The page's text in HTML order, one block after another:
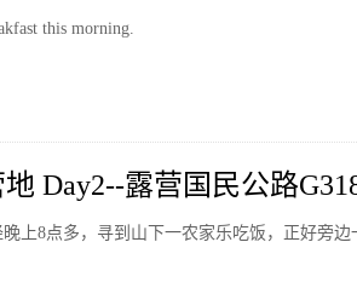
this morning.
Day2--露营国民公路
上8点多，寻到山下一农家乐吃饭，正好旁边